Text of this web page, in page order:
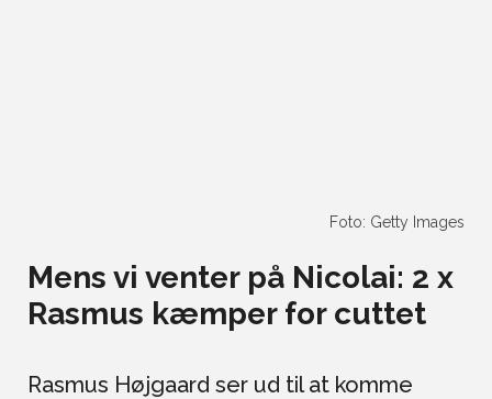
Foto: Getty Images
Mens vi venter på Nicolai: 2 x
Rasmus kæmper for cuttet
Rasmus Højgaard ser ud til at komme